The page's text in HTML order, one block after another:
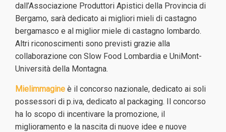
dall’Associazione Produttori Apistici della Provincia di
Bergamo, sarà dedicato ai migliori mieli di castagno
bergamasco e al miglior miele di castagno lombardo.
Altri riconoscimenti sono previsti grazie alla
collaborazione con Slow Food Lombardia e UniMont-
Università della Montagna.
Mielimmagine è il concorso nazionale, dedicato ai soli
possessori di p.iva, dedicato al packaging. Il concorso
ha lo scopo di incentivare la promozione, il
miglioramento e la nascita di nuove idee e nuove